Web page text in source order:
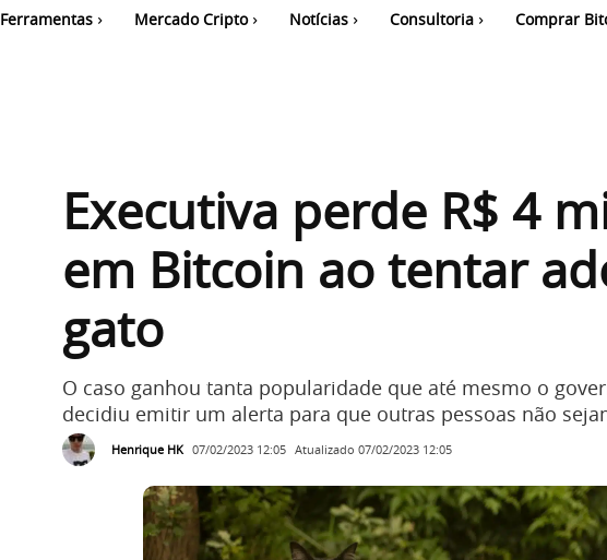
Ferramentas Mercado Cripto Notícias Consultoria Comprar
Executiva perde R$ 4
em Bitcoin ao tentar
gato
O caso ganhou tanta popularidade que até mesmo o
decidiu emitir um alerta para que outras pessoas não
Henrique HK 07/02/2023 12:05 Atualizado 07/02/2023 12:05